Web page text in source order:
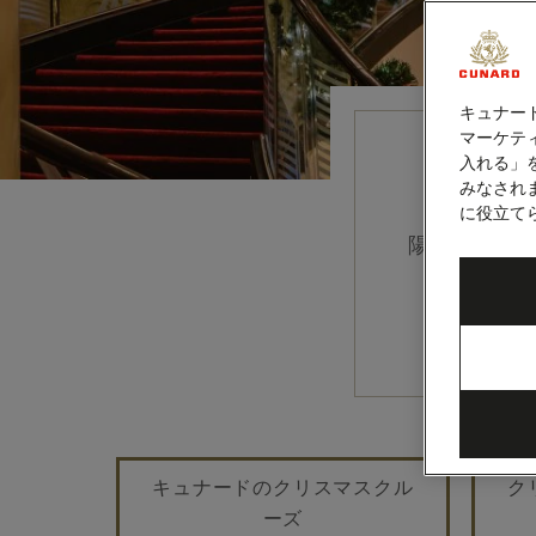
ク
陽光あふれ
キュナードのクリスマスクル
ーズ
ク
キュナー
マーケテ
入れる」
みなされ
に役立て